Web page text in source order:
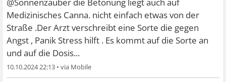
Medizinisches Canna. nicht einfach etwas von der
Straße .Der Arzt verschreibt eine Sorte die gegen
Angst , Panik Stress hilft . Es kommt auf die Sorte an
und auf die Dosis...
10.10.2024 22:13 •